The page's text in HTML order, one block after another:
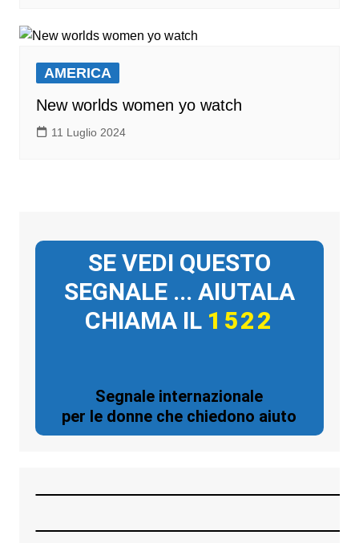
AMERICA
New worlds women yo watch
11 Luglio 2024
SE VEDI QUESTO
SEGNALE ... AIUTALA
CHIAMA IL 1522
Segnale internazionale
per le donne che chiedono aiuto